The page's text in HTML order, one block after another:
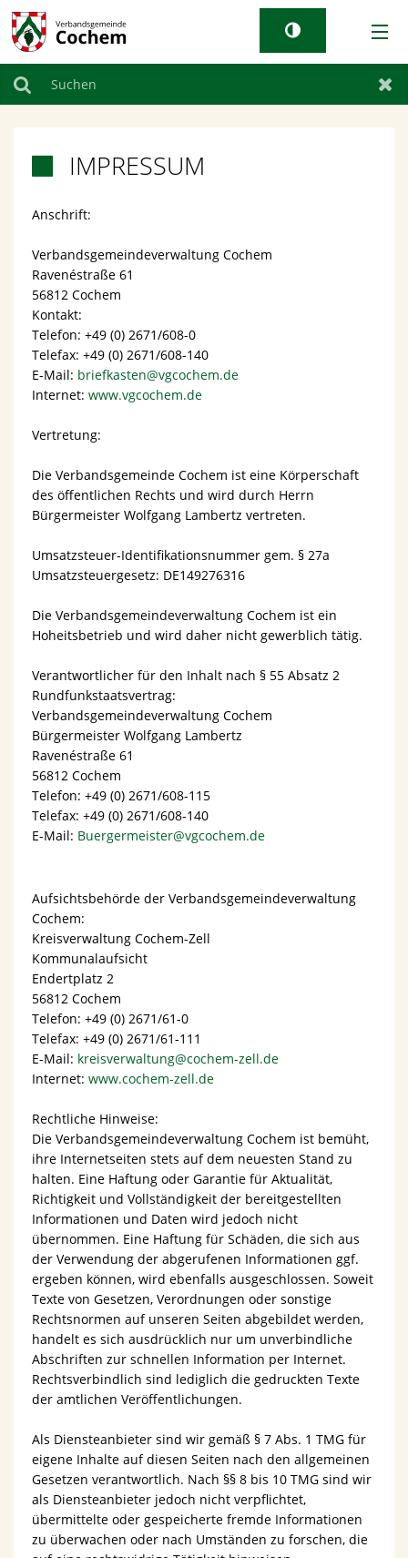
AKTUELLES
LEBEN BEI UNS
IMPRESSUM
Anschrift:
Verbandsgemeindeverwaltung Cochem
Ravenéstraße 61
56812 Cochem
Kontakt:
Telefon: +49 (0) 2671/608-0
Telefax: +49 (0) 2671/608-140
E-Mail: briefkasten@vgcochem.de
Internet: www.vgcochem.de
Vertretung:
Die Verbandsgemeinde Cochem ist eine Körperschaft
des öffentlichen Rechts und wird durch Herrn
Bürgermeister Wolfgang Lambertz vertreten.
Umsatzsteuer-Identifikationsnummer gem. § 27a
Umsatzsteuergesetz: DE149276316
Die Verbandsgemeindeverwaltung Cochem ist ein
Hoheitsbetrieb und wird daher nicht gewerblich tätig.
Verantwortlicher für den Inhalt nach § 55 Absatz 2
Rundfunkstaatsvertrag:
Verbandsgemeindeverwaltung Cochem
Bürgermeister Wolfgang Lambertz
Ravenéstraße 61
56812 Cochem
Telefon: +49 (0) 2671/608-115
Telefax: +49 (0) 2671/608-140
E-Mail: Buergermeister@vgcochem.de
Aufsichtsbehörde der Verbandsgemeindeverwaltung
Cochem:
Kreisverwaltung Cochem-Zell
Kommunalaufsicht
Endertplatz 2
56812 Cochem
Telefon: +49 (0) 2671/61-0
Telefax: +49 (0) 2671/61-111
E-Mail: kreisverwaltung@cochem-zell.de
Internet: www.cochem-zell.de
Rechtliche Hinweise:
Die Verbandsgemeindeverwaltung Cochem ist bemüht,
ihre Internetseiten stets auf dem neuesten Stand zu
halten. Eine Haftung oder Garantie für Aktualität,
Richtigkeit und Vollständigkeit der bereitgestellten
Informationen und Daten wird jedoch nicht
übernommen. Eine Haftung für Schäden, die sich aus
der Verwendung der abgerufenen Informationen ggf.
ergeben können, wird ebenfalls ausgeschlossen. Soweit
Texte von Gesetzen, Verordnungen oder sonstige
Rechtsnormen auf unseren Seiten abgebildet werden,
handelt es sich ausdrücklich nur um unverbindliche
Abschriften zur schnellen Information per Internet.
Rechtsverbindlich sind lediglich die gedruckten Texte
der amtlichen Veröffentlichungen.
Als Diensteanbieter sind wir gemäß § 7 Abs. 1 TMG für
eigene Inhalte auf diesen Seiten nach den allgemeinen
Gesetzen verantwortlich. Nach §§ 8 bis 10 TMG sind wir
als Diensteanbieter jedoch nicht verpflichtet,
übermittelte oder gespeicherte fremde Informationen
zu überwachen oder nach Umständen zu forschen, die